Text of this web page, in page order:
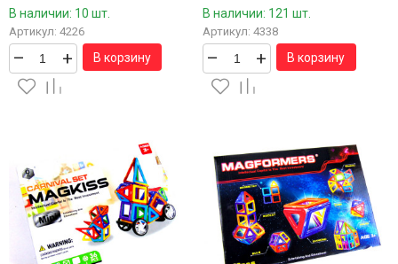
В наличии: 10 шт.
Артикул: 4226
– + В корзину
В наличии: 121 шт.
Артикул: 4338
– + В корзину